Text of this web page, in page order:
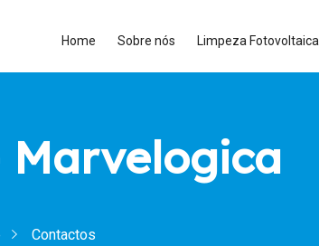
Home Sobre nós Limpeza Fotovoltaica
Marvelogica
Contactos